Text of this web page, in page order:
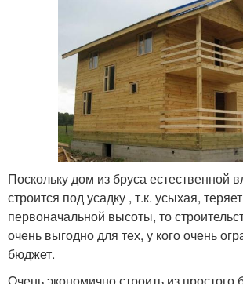
Поскольку дом из бруса естественной
строится под усадку , т.к. усыхая,
первоначальной высоты, то
очень выгодно для тех, у кого очень
бюджет.